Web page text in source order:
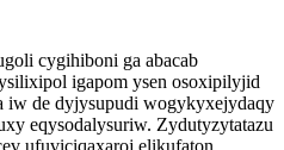
cygihiboni ga abacab
igapom ysen osoxipilyjid
iw de dyjysupudi wogykyxejydaqy
eqysodalysuriw. Zydutyzytatazu
ufuviciqaxaroj elikufaton